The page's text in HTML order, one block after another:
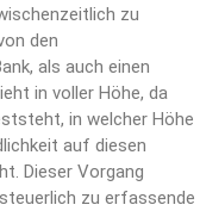
zu
den
als auch einen
in voller Höhe, da
in welcher Höhe
auf diesen
Dieser Vorgang
zu erfassende